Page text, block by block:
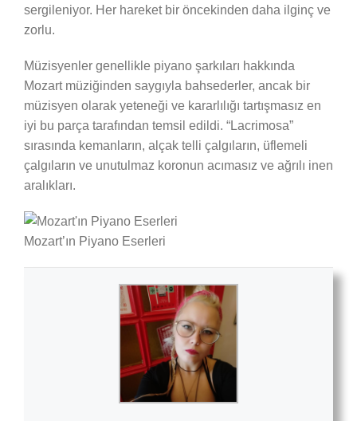
sergileniyor. Her hareket bir öncekinden daha ilginç ve
zorlu.
Müzisyenler genellikle piyano şarkıları hakkında
Mozart müziğinden saygıyla bahsederler, ancak bir
müzisyen olarak yeteneği ve kararlılığı tartışmasız en
iyi bu parça tarafından temsil edildi. “Lacrimosa”
sırasında kemanların, alçak telli çalgıların, üflemeli
çalgıların ve unutulmaz koronun acımasız ve ağrılı inen
aralıkları.
Mozart’ın Piyano Eserleri